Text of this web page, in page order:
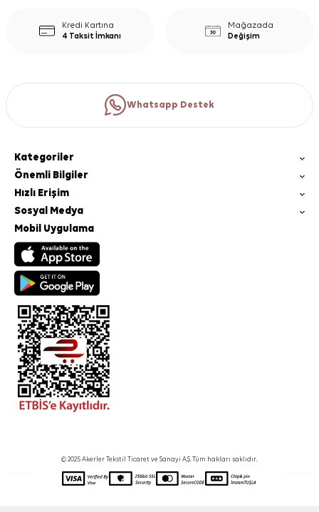
Kredi Kartına
4 Taksit İmkanı
Mağazada
Değişim
Whatsapp Destek
Kategoriler
Önemli Bilgiler
Hızlı Erişim
Sosyal Medya
Mobil Uygulama
© 2025 Akerler Tekstil Ticaret ve Sanayi A.Ş. Tüm hakları saklıdır.